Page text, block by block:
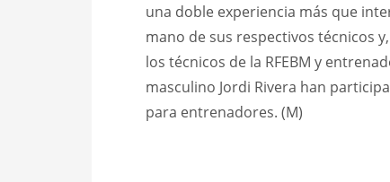
una doble experiencia más que
mano de sus respectivos técnicos
los técnicos de la RFEBM y
masculino Jordi Rivera han
para entrenadores. (M)